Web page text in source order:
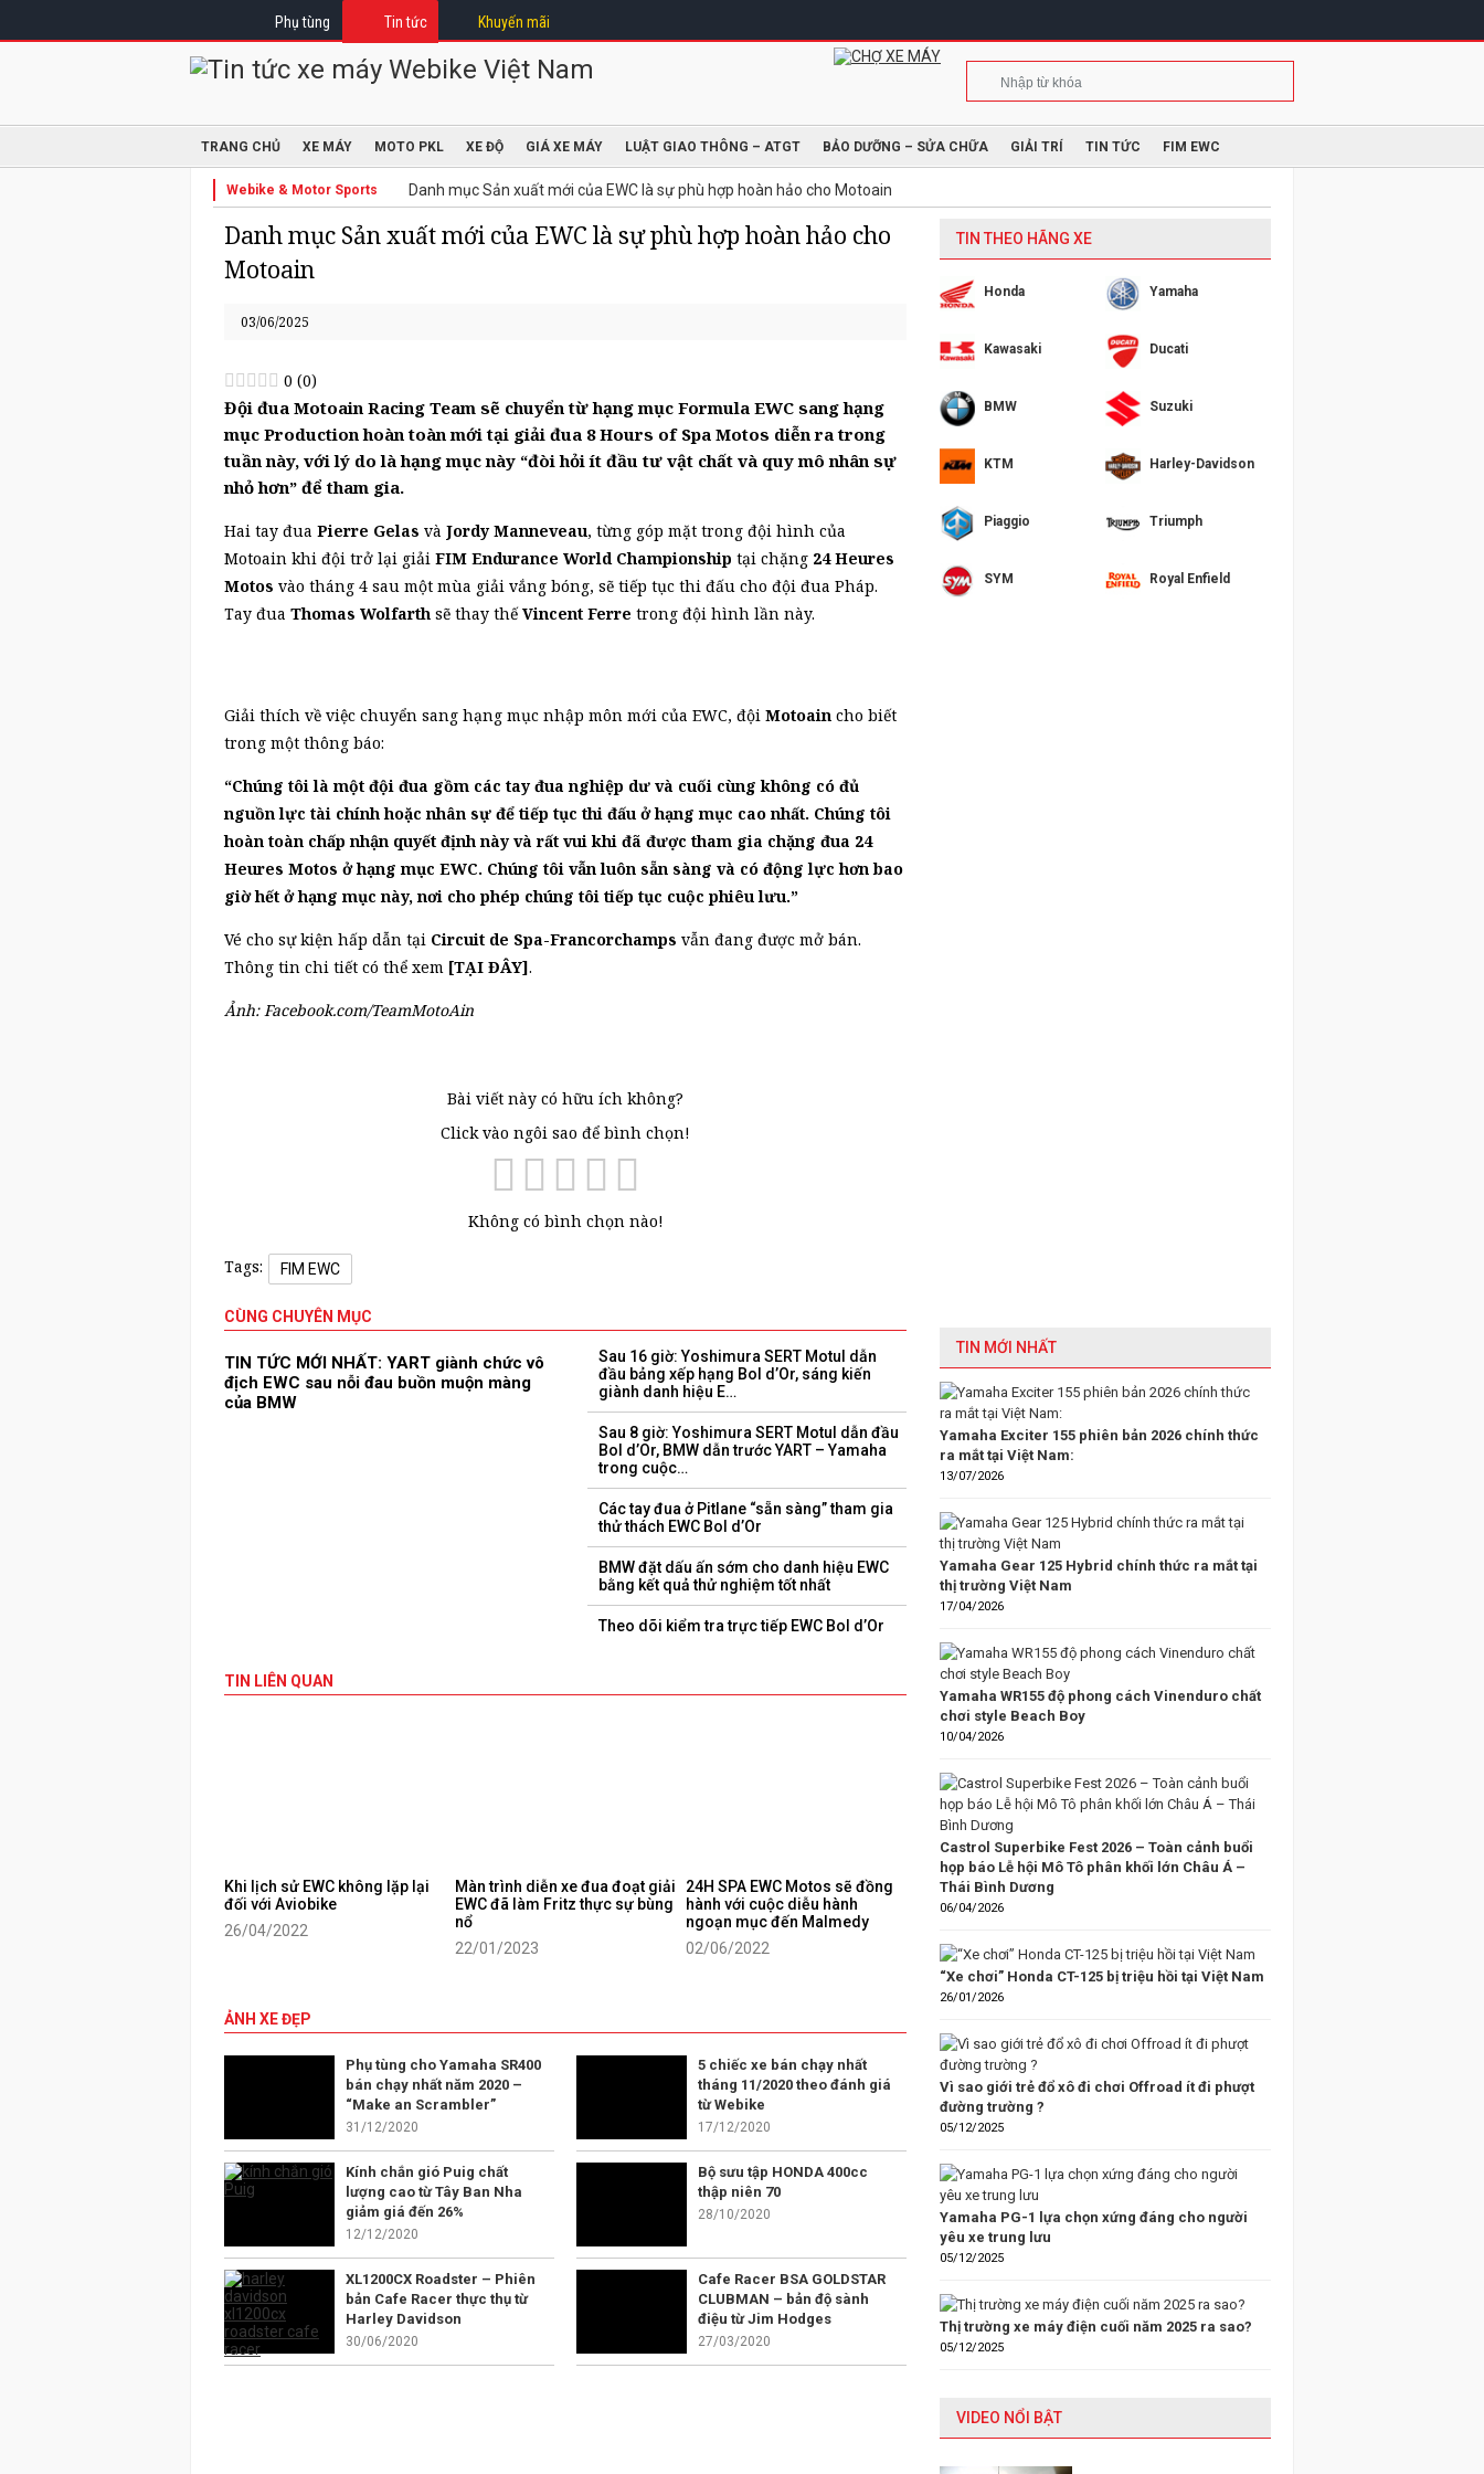
Phụ tùng Tin tức Khuyến mãi
TRANG CHỦ XE MÁY MOTO PKL XE ĐỘ GIÁ XE MÁY LUẬT GIAO THÔNG – ATGT BẢO DƯỠNG – SỬA CHỮA GIẢI TRÍ TIN TỨC FIM EWC
Webike & Motor Sports Danh mục Sản xuất mới của EWC là sự phù hợp hoàn hảo cho Motoain
Danh mục Sản xuất mới của EWC là sự phù hợp hoàn hảo cho
Motoain
03/06/2025
0 (0)
Đội đua Motoain Racing Team sẽ chuyển từ hạng mục Formula EWC sang hạng
mục Production hoàn toàn mới tại giải đua 8 Hours of Spa Motos diễn ra trong
tuần này, với lý do là hạng mục này “đòi hỏi ít đầu tư vật chất và quy mô nhân sự
nhỏ hơn” để tham gia.
Hai tay đua Pierre Gelas và Jordy Manneveau, từng góp mặt trong đội hình của
Motoain khi đội trở lại giải FIM Endurance World Championship tại chặng 24 Heures
Motos vào tháng 4 sau một mùa giải vắng bóng, sẽ tiếp tục thi đấu cho đội đua Pháp.
Tay đua Thomas Wolfarth sẽ thay thếVincent Ferre trong đội hình lần này.
Giải thích về việc chuyển sang hạng mục nhập môn mới của EWC, đội Motoain cho biết
trong một thông báo:
“Chúng tôi là một đội đua gồm các tay đua nghiệp dư và cuối cùng không có đủ
nguồn lực tài chính hoặc nhân sự để tiếp tục thi đấu ở hạng mục cao nhất. Chúng tôi
hoàn toàn chấp nhận quyết định này và rất vui khi đã được tham gia chặng đua 24
Heures Motos ở hạng mục EWC. Chúng tôi vẫn luôn sẵn sàng và có động lực hơn bao
giờ hết ở hạng mục này, nơi cho phép chúng tôi tiếp tục cuộc phiêu lưu.”
Vé cho sự kiện hấp dẫn tại Circuit de Spa-Francorchamps vẫn đang được mở bán.
Thông tin chi tiết có thể xem [TẠI ĐÂY].
Ảnh: Facebook.com/TeamMotoAin
Bài viết này có hữu ích không?
Click vào ngôi sao để bình chọn!
Không có bình chọn nào!
Tags: FIM EWC
CÙNG CHUYÊN MỤC
TIN TỨC MỚI NHẤT: YART giành chức vô
địch EWC sau nỗi đau buồn muộn màng
của BMW
Sau 16 giờ: Yoshimura SERT Motul dẫn
đầu bảng xếp hạng Bol d’Or, sáng kiến ​​
giành danh hiệu E…
Sau 8 giờ: Yoshimura SERT Motul dẫn đầu
Bol d’Or, BMW dẫn trước YART – Yamaha
trong cuộc…
Các tay đua ở Pitlane “sẵn sàng” tham gia
thử thách EWC Bol d’Or
BMW đặt dấu ấn sớm cho danh hiệu EWC
bằng kết quả thử nghiệm tốt nhất
Theo dõi kiểm tra trực tiếp EWC Bol d’Or
TIN LIÊN QUAN
Khi lịch sử EWC không lặp lại
đối với Aviobike
26/04/2022
Màn trình diễn xe đua đoạt giải
EWC đã làm Fritz thực sự bùng
nổ
22/01/2023
24H SPA EWC Motos sẽ đồng
hành với cuộc diễu hành
ngoạn mục đến Malmedy
02/06/2022
ẢNH XE ĐẸP
Phụ tùng cho Yamaha SR400
bán chạy nhất năm 2020 –
“Make an Scrambler”
31/12/2020
5 chiếc xe bán chạy nhất
tháng 11/2020 theo đánh giá
từ Webike
17/12/2020
Kính chắn gió Puig chất
lượng cao từ Tây Ban Nha
giảm giá đến 26%
12/12/2020
Bộ sưu tập HONDA 400cc
thập niên 70
28/10/2020
XL1200CX Roadster – Phiên
bản Cafe Racer thực thụ từ
Harley Davidson
30/06/2020
Cafe Racer BSA GOLDSTAR
CLUBMAN – bản độ sành
điệu từ Jim Hodges
27/03/2020
TIN THEO HÃNG XE
Honda Yamaha
Kawasaki Ducati
BMW Suzuki
KTM Harley-Davidson
Piaggio Triumph
SYM Royal Enfield
TIN MỚI NHẤT
Yamaha Exciter 155 phiên bản 2026 chính thức
ra mắt tại Việt Nam:
13/07/2026
Yamaha Gear 125 Hybrid chính thức ra mắt tại
thị trường Việt Nam
17/04/2026
Yamaha WR155 độ phong cách Vinenduro chất
chơi style Beach Boy
10/04/2026
Castrol Superbike Fest 2026 – Toàn cảnh buổi
họp báo Lễ hội Mô Tô phân khối lớn Châu Á –
Thái Bình Dương
06/04/2026
“Xe chơi” Honda CT-125 bị triệu hồi tại Việt Nam
26/01/2026
Vì sao giới trẻ đổ xô đi chơi Offroad ít đi phượt
đường trường ?
05/12/2025
Yamaha PG-1 lựa chọn xứng đáng cho người
yêu xe trung lưu
05/12/2025
Thị trường xe máy điện cuối năm 2025 ra sao?
05/12/2025
VIDEO NỔI BẬT